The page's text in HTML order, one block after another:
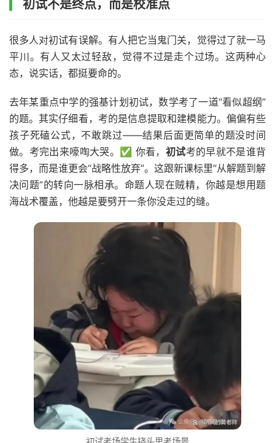
初试不是终点，而是校准点
很多人对初试有误解。有人把它当鬼门关，觉得过了就一马
平川。有人又太过轻敌，觉得不过是走个过场。这两种心
态，说实话，都挺要命的。
去年某重点中学的强基计划初试，数学考了一道“看似超纲”
的题。其实仔细看，考的是信息提取和建模能力。偏偏有些
孩子死磕公式，不敢跳过——结果后面更简单的题没时间
做。考完出来嚎啕大哭。✅ 你看， 初试考的早就不是谁背
得多，而是谁更会“战略性放弃”。这跟新课标里“从解题到解
决问题”的转向一脉相承。命题人现在贼精，你越是想用题
海战术覆盖，他越是要劈开一条你没走过的缝。